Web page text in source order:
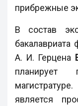
прибрежные
В состав
бакалавриата
А. И. Герцена
планирует
является